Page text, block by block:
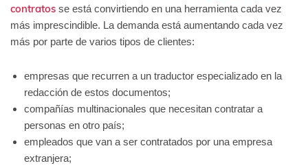
contratos se está convirtiendo en una herramienta cada vez
más imprescindible. La demanda está aumentando cada vez
más por parte de varios tipos de clientes:
empresas que recurren a un traductor especializado en la
redacción de estos documentos;
compañías multinacionales que necesitan contratar a
personas en otro país;
empleados que van a ser contratados por una empresa
extranjera;